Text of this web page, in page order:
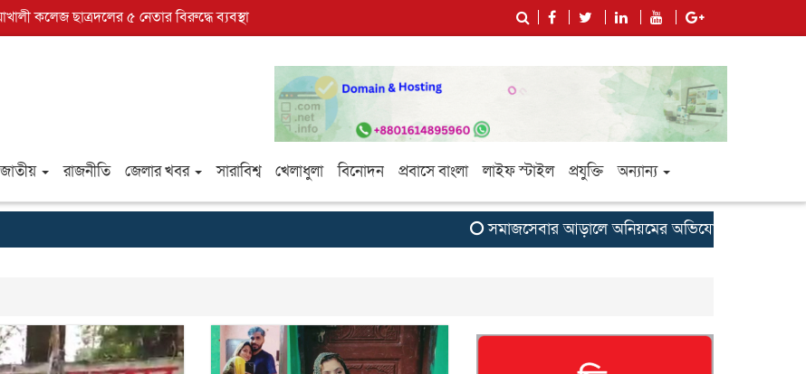
কলেজ ছাত্রদলের ৫ নেতার বিরুদ্ধে ব্যবস্থা
জাতীয় রাজনীতি জেলার খবর সারাবিশ্ব খেলাধুলা বিনোদন প্রবাসে বাংলা লাইফ স্টাইল প্রযুক্তি অন্যান্য
সমাজসেবার আড়ালে অনিয়মের অভিযোগ: সুবর্ণচরের এনজিও